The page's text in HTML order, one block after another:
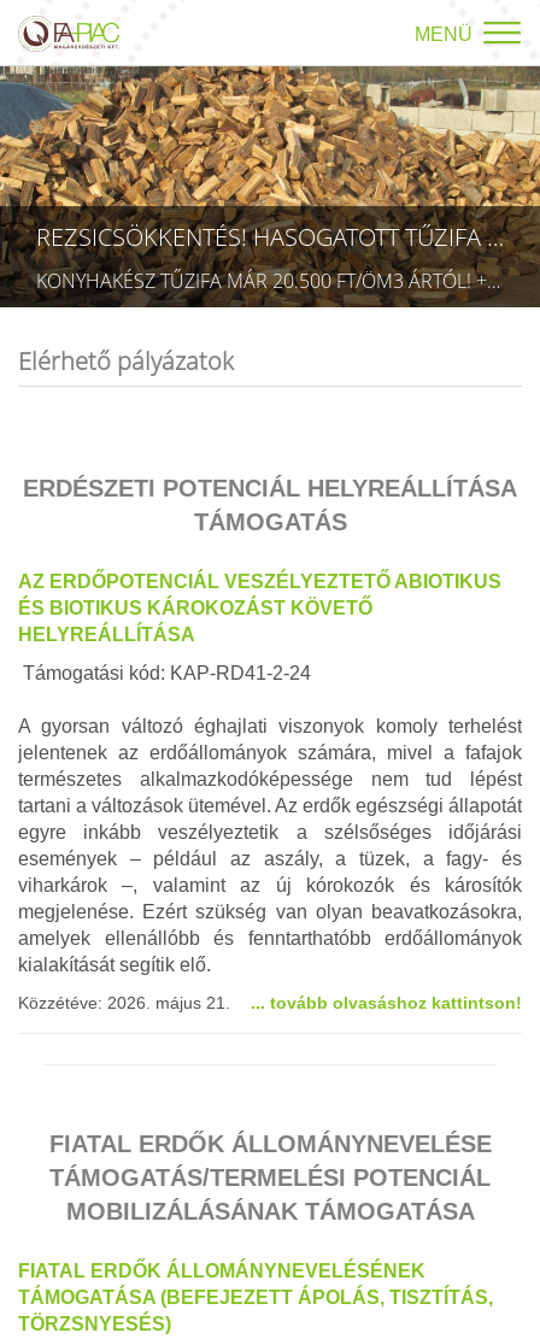
MENÜ
REZSICSÖKKENTÉS! HASOGATOTT TŰZIFA AKCIÓ!
KONYHAKÉSZ TŰZIFA MÁR 20.500 FT/ÖM3 ÁRTÓL! +36709423403 RÉSZLETEK A TÜZÉP MENÜPONTBAN! (TECHNIKAI AZONOSÍTÓ: AA 5832075)
HÁLÓS CSOMAGOLT TŰZIFA AKCIÓ!
HÁLÓS CSOMAGOLT KONYHAKÉSZ TŰZIFA MÁR 40.990 FT/HÁLÓS CSOMAG ÁRTÓL! +36709423403 RÉSZLETEK A TÜZÉP MENÜPONTBAN, VAGY A HIRDETÉSEKBEN! (TECHNIKAI AZONOSÍTÓ: AA 5832075)
Elérhető pályázatok
ERDÉSZETI POTENCIÁL HELYREÁLLÍTÁSA
TÁMOGATÁS
AZ ERDŐPOTENCIÁL VESZÉLYEZTETŐ ABIOTIKUS
ÉS BIOTIKUS KÁROKOZÁST KÖVETŐ
HELYREÁLLÍTÁSA
Támogatási kód: KAP-RD41-2-24
A gyorsan változó éghajlati viszonyok komoly terhelést
jelentenek az erdőállományok számára, mivel a fafajok
természetes alkalmazkodóképessége nem tud lépést
tartani a változások ütemével. Az erdők egészségi állapotát
egyre inkább veszélyeztetik a szélsőséges időjárási
események – például az aszály, a tüzek, a fagy- és
viharkárok –, valamint az új kórokozók és károsítók
megjelenése. Ezért szükség van olyan beavatkozásokra,
amelyek ellenállóbb és fenntarthatóbb erdőállományok
kialakítását segítik elő.
Közzétéve: 2026. május 21. ... tovább olvasáshoz kattintson!
FIATAL ERDŐK ÁLLOMÁNYNEVELÉSE
TÁMOGATÁS/TERMELÉSI POTENCIÁL
MOBILIZÁLÁSÁNAK TÁMOGATÁSA
FIATAL ERDŐK ÁLLOMÁNYNEVELÉSÉNEK
TÁMOGATÁSA (BEFEJEZETT ÁPOLÁS, TISZTÍTÁS,
TÖRZSNYESÉS)